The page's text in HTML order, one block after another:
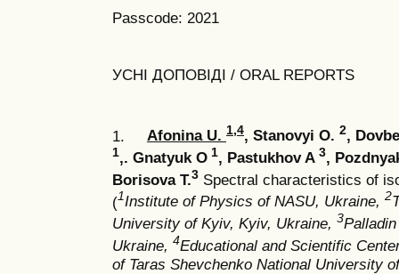
Passcode: 2021
УСНІ ДОПОВІДІ / ORAL REPORTS
1. Afonina U. 1,4, Stanovyi O. 2,
1,. Gnatyuk O 1, Pastukhov A 3,
Borisova T.3 Spectral characteristics of
(1Institute of Physics of NASU, Ukraine, 2
University of Kyiv, Kyiv, Ukraine, 3
Ukraine, 4Educational and Scientific
of Taras Shevchenko National University